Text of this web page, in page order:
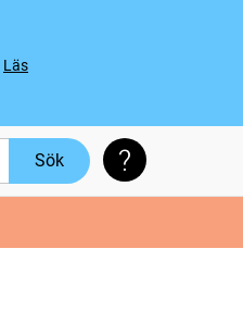
Läs
Sök Söktips